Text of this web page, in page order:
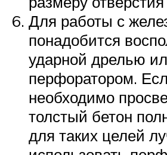
Для работы с
понадобится
ударной дрелью
перфоратором.
необходимо
толстый бетон
для таких целей